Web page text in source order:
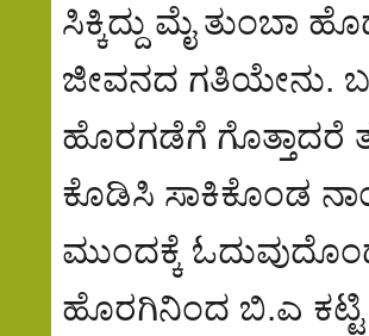
ಸಿಕ್ಕಿದ್ದು ಮೈ
ಜೀವನದ ಗತಿಯೇನು.
ಹೊರಗಡೆಗೆ ಗೊತ್ತಾದರೆ
ಕೊಡಿಸಿ ಸಾಕಿಕೊಂಡ
ಮುಂದಕ್ಕೆ
ಹೊರಗಿನಿಂದ ಬಿ.ಎ ಕಟ್ಟಿ